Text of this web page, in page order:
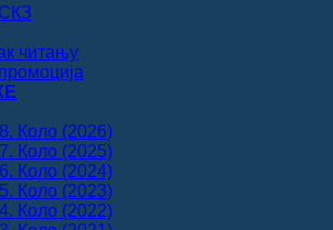
читању
Коло (2026)
Коло (2025)
Коло (2024)
Коло (2023)
Коло (2022)